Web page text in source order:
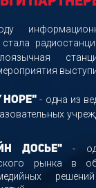
- одна из
Досье" -
рынка в